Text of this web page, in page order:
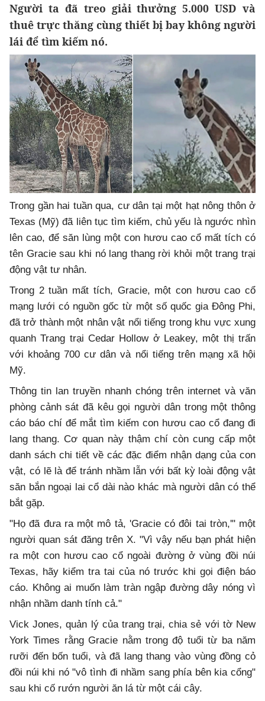
Người ta đã treo giải thưởng 5.000 USD và
thuê trực thăng cùng thiết bị bay không người
lái để tìm kiếm nó.
Trong gần hai tuần qua, cư dân tại một hạt nông thôn ở
Texas (Mỹ) đã liên tục tìm kiếm, chủ yếu là ngước nhìn
lên cao, để săn lùng một con hươu cao cổ mất tích có
tên Gracie sau khi nó lang thang rời khỏi một trang trại
động vật tư nhân.
Trong 2 tuần mất tích, Gracie, một con hươu cao cổ
mạng lưới có nguồn gốc từ một số quốc gia Đông Phi,
đã trở thành một nhân vật nổi tiếng trong khu vực xung
quanh Trang trại Cedar Hollow ở Leakey, một thị trấn
với khoảng 700 cư dân và nổi tiếng trên mạng xã hội
Mỹ.
Thông tin lan truyền nhanh chóng trên internet và văn
phòng cảnh sát đã kêu gọi người dân trong một thông
cáo báo chí để mắt tìm kiếm con hươu cao cổ đang đi
lang thang. Cơ quan này thậm chí còn cung cấp một
danh sách chi tiết về các đặc điểm nhận dạng của con
vật, có lẽ là để tránh nhầm lẫn với bất kỳ loài động vật
săn bắn ngoại lai cổ dài nào khác mà người dân có thể
bắt gặp.
"Họ đã đưa ra một mô tả, 'Gracie có đôi tai tròn,'" một
người quan sát đăng trên X. "Vì vậy nếu bạn phát hiện
ra một con hươu cao cổ ngoài đường ở vùng đồi núi
Texas, hãy kiểm tra tai của nó trước khi gọi điện báo
cáo. Không ai muốn làm tràn ngập đường dây nóng vì
nhận nhầm danh tính cả."
Vick Jones, quản lý của trang trại, chia sẻ với tờ New
York Times rằng Gracie nằm trong độ tuổi từ ba năm
rưỡi đến bốn tuổi, và đã lang thang vào vùng đồng cỏ
đồi núi khi nó "vô tình đi nhầm sang phía bên kia cổng"
sau khi cố rướn người ăn lá từ một cái cây.